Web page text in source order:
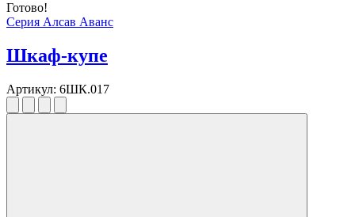
Готово!
Серия Алсав Аванс
Шкаф-купе
Артикул: 6ШК.017